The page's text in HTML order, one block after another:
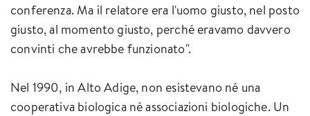
conferenza. Ma il relatore era l'uomo giusto, nel posto
giusto, al momento giusto, perché eravamo davvero
convinti che avrebbe funzionato".
Nel 1990, in Alto Adige, non esistevano né una
cooperativa biologica né associazioni biologiche. Un